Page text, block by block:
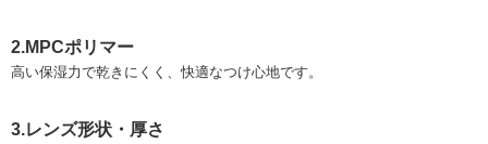
2.MPCポリマー
高い保湿力で乾きにくく、快適なつけ心地です。
3.レンズ形状・厚さ